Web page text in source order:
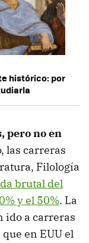
histórico: por
pero no en
las carreras
Filología
brutal del
y el 50%. La
ido a carreras
en EUU el